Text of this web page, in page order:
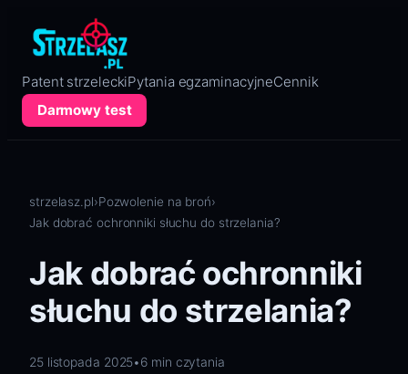
Patent strzeleckiPytania egzaminacyjneCennik
Darmowy test
strzelasz.pl›Pozwolenie na broń›
Jak dobrać ochronniki słuchu do strzelania?
Jak dobrać ochronniki
słuchu do strzelania?
25 listopada 2025•6 min czytania